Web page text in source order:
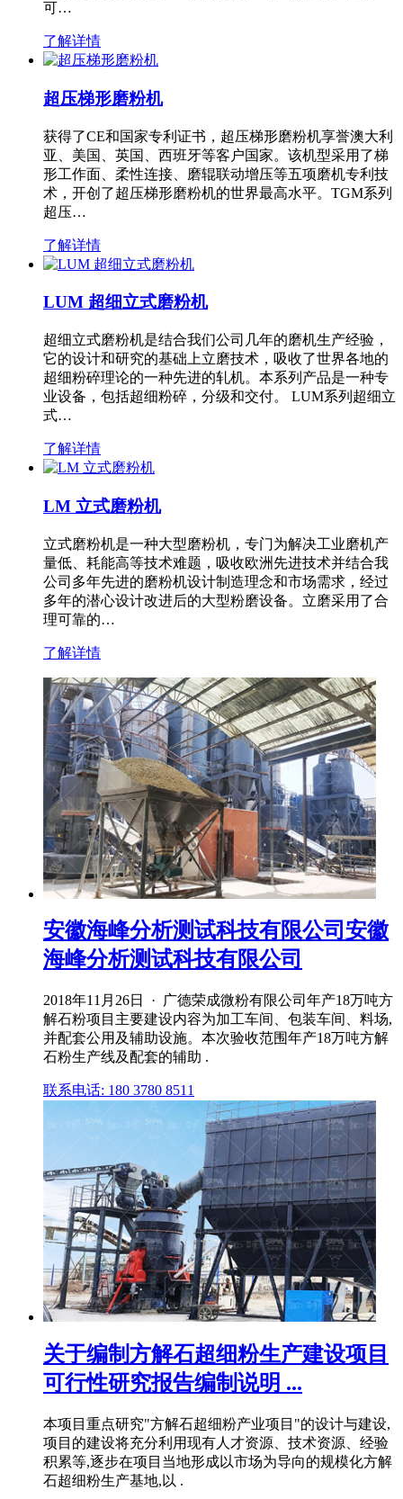
可…
了解详情
超压梯形磨粉机
获得了CE和国家专利证书，超压梯形磨粉机享誉澳大利
亚、美国、英国、西班牙等客户国家。该机型采用了梯
形工作面、柔性连接、磨辊联动增压等五项磨机专利技
术，开创了超压梯形磨粉机的世界最高水平。TGM系列
超压…
了解详情
LUM 超细立式磨粉机
超细立式磨粉机是结合我们公司几年的磨机生产经验，
它的设计和研究的基础上立磨技术，吸收了世界各地的
超细粉碎理论的一种先进的轧机。本系列产品是一种专
业设备，包括超细粉碎，分级和交付。 LUM系列超细立
式…
了解详情
LM 立式磨粉机
立式磨粉机是一种大型磨粉机，专门为解决工业磨机产
量低、耗能高等技术难题，吸收欧洲先进技术并结合我
公司多年先进的磨粉机设计制造理念和市场需求，经过
多年的潜心设计改进后的大型粉磨设备。立磨采用了合
理可靠的…
了解详情
安徽海峰分析测试科技有限公司安徽
海峰分析测试科技有限公司
2018年11月26日 · 广德荣成微粉有限公司年产18万吨方
解石粉项目主要建设内容为加工车间、包装车间、料场,
并配套公用及辅助设施。本次验收范围年产18万吨方解
石粉生产线及配套的辅助 .
联系电话: 180 3780 8511
关于编制方解石超细粉生产建设项目
可行性研究报告编制说明 ...
本项目重点研究"方解石超细粉产业项目"的设计与建设,
项目的建设将充分利用现有人才资源、技术资源、经验
积累等,逐步在项目当地形成以市场为导向的规模化方解
石超细粉生产基地,以 .